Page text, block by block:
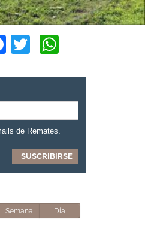
Facebook
Twitter
de Remates.
Semana Día